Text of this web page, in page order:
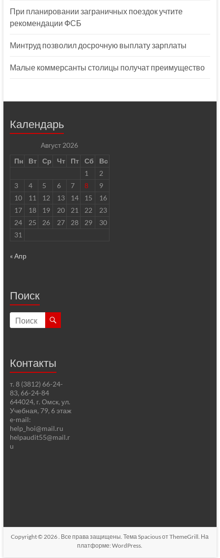
При планировании заграничных поездок учтите
рекомендации ФСБ
Минтруд позволил досрочную выплату зарплаты
Малые коммерсанты столицы получат преимущество
Календарь
Август 2026
Пн
Вт Ср Чт Пт Сб
Вс
1
2
3
4 5 6 7 8
9
10
11 12 13 14 15
16
17
18 19 20 21 22
23
24
25 26 27 28 29
30
31
« Апр
Поиск
Контакты
т. 8 (3812) 66-24-
83, 66-24-84
644024, г. Омск, ул.
Учебная, 79, 6 этаж
e-mail:
help_hoi@mail.ru
helpaudit55@mail.r
u
Copyright © 2026. Все права защищены. ТемаSpaciousот ThemeGrill. На
платформе:WordPress.